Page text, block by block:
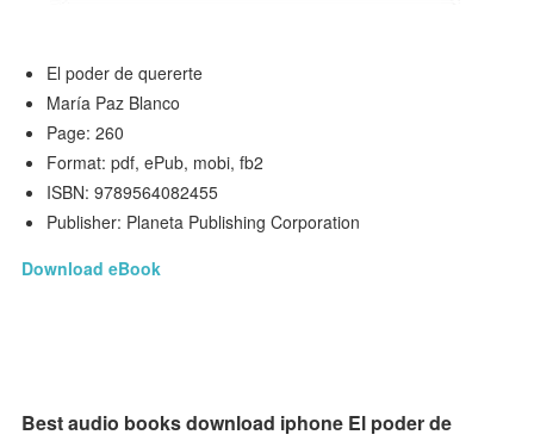
El poder de quererte
María Paz Blanco
Page: 260
Format: pdf, ePub, mobi, fb2
ISBN: 9789564082455
Publisher: Planeta Publishing Corporation
Download eBook
Best audio books download iphone El poder de